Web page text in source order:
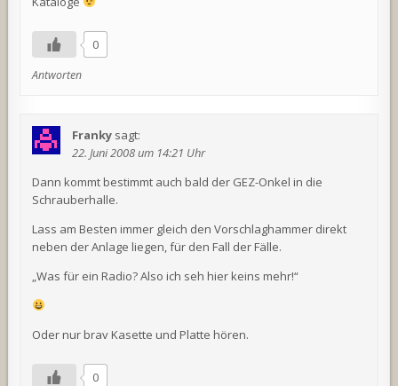
0
Antworten
Franky sagt:
22. Juni 2008 um 14:21 Uhr
Dann kommt bestimmt auch bald der GEZ-Onkel in die
Schrauberhalle.
Lass am Besten immer gleich den Vorschlaghammer direkt
neben der Anlage liegen, für den Fall der Fälle.
„Was für ein Radio? Also ich seh hier keins mehr!“
Oder nur brav Kasette und Platte hören.
0